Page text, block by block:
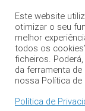
Política de
Termos e
Listagem das
Proteção de
Livro de
Este website
otimizar o seu
melhor
todos os
ficheiros.
da ferramenta
nossa Política de
Política de